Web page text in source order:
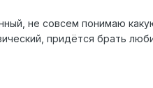
не совсем понимаю
придётся брать